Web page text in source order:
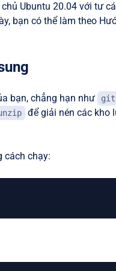
Ubuntu 20.04 với tư
bạn có thể làm theo
bạn, chẳng hạn như git
để giải nén các kho
cách chạy: